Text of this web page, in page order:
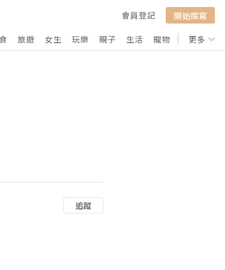
會員登記
開始撰寫
旅遊 女生 玩樂 親子 生活 寵物 行山 打卡
更多
追蹤